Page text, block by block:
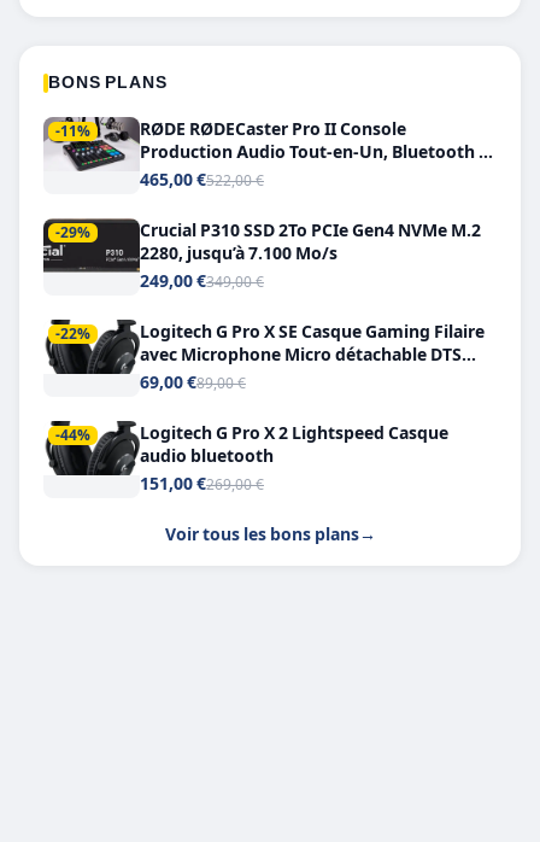
BONS PLANS
-11%
RØDE RØDECaster Pro II Console
Production Audio Tout-en-Un, Bluetooth et
Double USB-C
465,00 €522,00 €
-29%
Crucial P310 SSD 2To PCIe Gen4 NVMe M.2
2280, jusqu’à 7.100 Mo/s
249,00 €349,00 €
-22%
Logitech G Pro X SE Casque Gaming Filaire
avec Microphone Micro détachable DTS
Headphone X 7.1
69,00 €89,00 €
-44%
Logitech G Pro X 2 Lightspeed Casque
audio bluetooth
151,00 €269,00 €
Voir tous les bons plans→